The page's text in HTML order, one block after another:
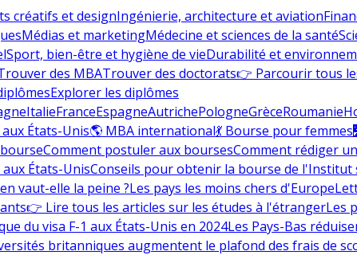
créatifs et designIngénierie, architecture et aviation
Médias et marketingMédecine et sciences de la santé
Sport, bien-être et hygiène de vieDurabilité et
des MBATrouver des doctorats👉 Parcourir tous
Explorer les diplômes
ItalieFranceEspagneAutrichePologneGrèceRoumanie
États-Unis🌎 MBA international💃 Bourse pour femmes
Comment postuler aux boursesComment rédiger
États-UnisConseils pour obtenir la bourse de l'Institut
vaut-elle la peine ?Les pays les moins chers d'Europe
👉 Lire tous les articles sur les études à l'étrangerLes
du visa F-1 aux États-Unis en 2024Les Pays-Bas
britanniques augmentent le plafond des frais de